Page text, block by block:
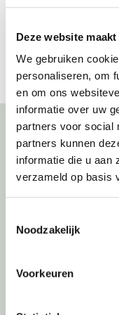
Deze website
We gebruiken
personaliseren, om
en om ons
informatie over uw
partners voor social
partners kunnen
informatie die u aan
verzameld op basis
Noodzakelijk
Voorkeuren
Over
passie en
realiseren: de allerbeste
kijken we ook naar de
tweede leven kunnen